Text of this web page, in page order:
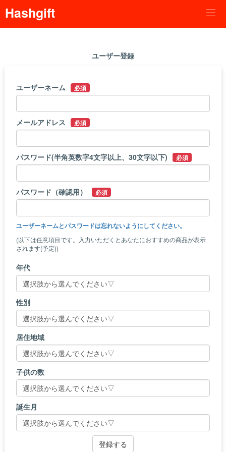
Hashgift
ユーザー登録
ユーザーネーム 必須
メールアドレス 必須
パスワード(半角英数字4文字以上、30文字以下) 必須
パスワード（確認用） 必須
ユーザーネームとパスワードは忘れないようにしてください。
(以下は任意項目です。入力いただくとあなたにおすすめの商品が表示
されます(予定))
年代
性別
居住地域
子供の数
誕生月